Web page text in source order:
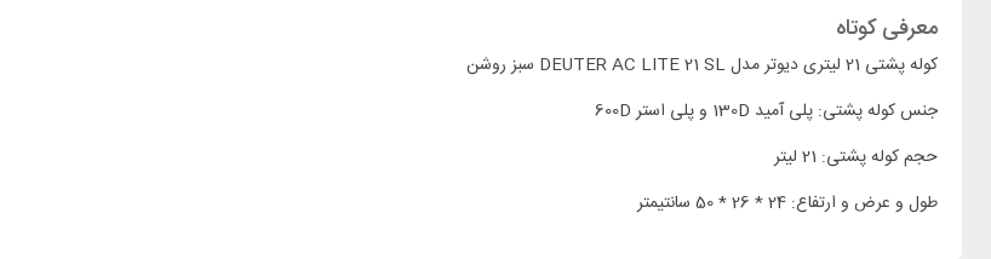
معرفی کوتاه
کوله پشتی 21 لیتری دیوتر مدل DEUTER AC LITE 21 SL سبز روشن
جنس کوله پشتی: پلی آمید 130D و پلی استر 600D
حجم کوله پشتی: 21 لیتر
طول و عرض و ارتفاع: 24 * 26 * 50 سانتیمتر